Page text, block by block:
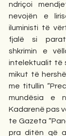
ndriçoi
nevojën e
iluministi të
fjalë si
shkrimin e
intelektualit të
mikut të
me titullin
mundësia e
Kadarenë pas
te Gazeta
pra ditën që